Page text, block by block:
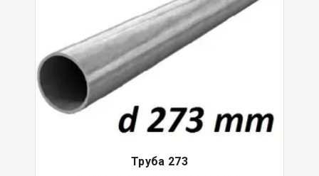
Труба 273